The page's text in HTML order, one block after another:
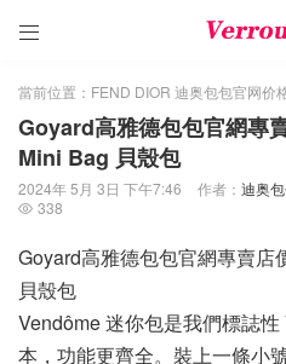

當前位置： FEND DIOR 迪奥包包官网价
Goyard高雅德包包官網專
Mini Bag 貝殼包
2024年 5月 3日 下午7:46 作者： 迪奥
 338
Goyard高雅德包包官網專賣店
貝殼包
Vendôme 迷你包是我們標誌
本，功能更齊全。裝上一條小